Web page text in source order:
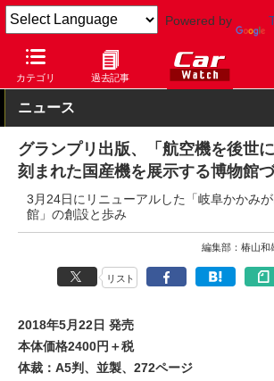
Powered by
カテゴリ 過去記事
Car Watch 技術 その他
ニュース
グランプリ出版、「航空機を後世
刻まれた国産機を展示する博物館づ
3月24日にリニューアルした「岐阜かかみ
館」の創設と歩み
編集部：椿山和
リスト
2018年5月22日 発売
本体価格2400円＋税
体裁：A5判、並製、272ページ